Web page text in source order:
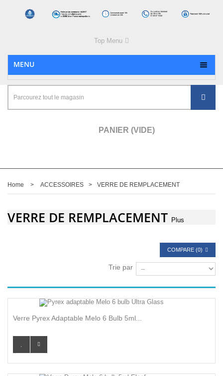
Top Menu
MENU
PANIER (VIDE)
Home > ACCESSOIRES > VERRE DE REMPLACEMENT
VERRE DE REMPLACEMENT Plus
COMPARE (0)
Trie par
Verre Pyrex Adaptable Melo 6 Bulb 5ml...